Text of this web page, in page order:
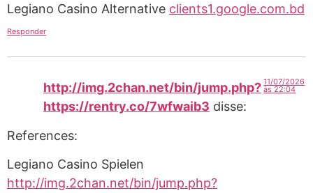
Legiano Casino Alternative clients1.google.com.bd
Responder
http://img.2chan.net/bin/jump.php?
https://rentry.co/7wfwaib3 disse:
11/07/2026
às 22:04
References:
Legiano Casino Spielen
http://img.2chan.net/bin/jump.php?